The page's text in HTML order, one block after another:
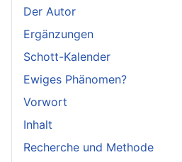
Der Autor
Ergänzungen
Schott-Kalender
Ewiges Phänomen?
Vorwort
Inhalt
Recherche und Methode